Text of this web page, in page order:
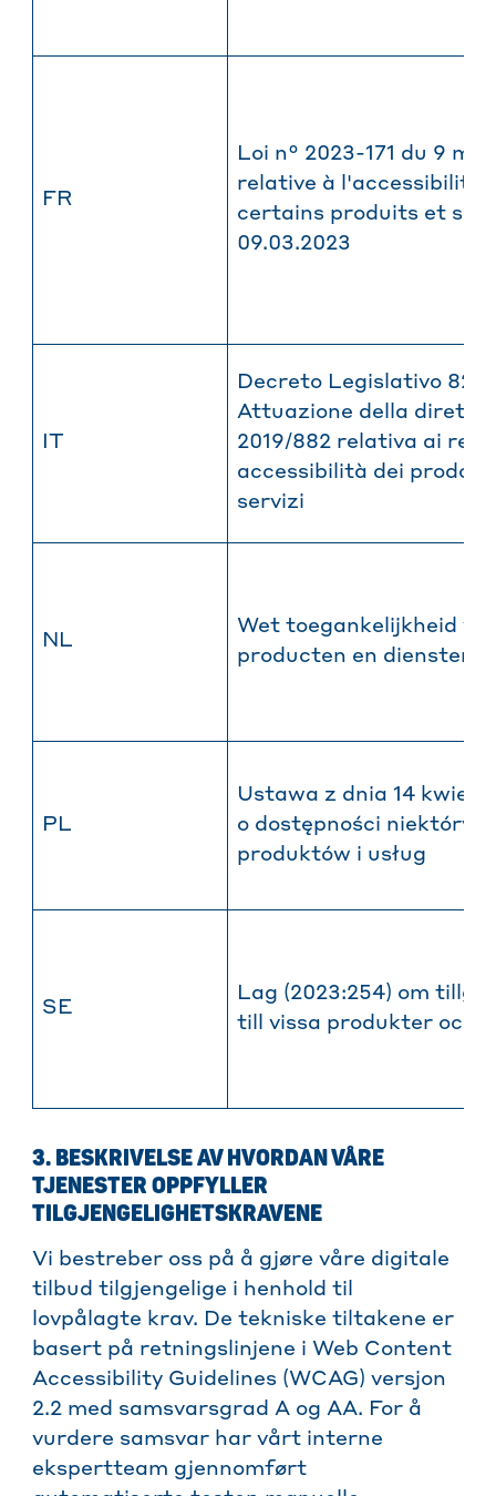
FR
Loi n° 2023-171 du 9
relative à l'accessibilité
certains produits et
09.03.2023
IT
Decreto Legislativo 82/
Attuazione della
2019/882 relativa ai
accessibilità dei
servizi
NL
Wet toegankelijkheid
producten en diensten
PL
Ustawa z dnia 14
o dostępności
produktów i usług
SE
Lag (2023:254) om
till vissa produkter och
3. BESKRIVELSE AV HVORDAN VÅRE
TJENESTER OPPFYLLER
TILGJENGELIGHETSKRAVENE
Vi bestreber oss på å gjøre våre digitale
tilbud tilgjengelige i henhold til
lovpålagte krav. De tekniske tiltakene er
basert på retningslinjene i Web Content
Accessibility Guidelines (WCAG) versjon
2.2 med samsvarsgrad A og AA. For å
vurdere samsvar har vårt interne
ekspertteam gjennomført